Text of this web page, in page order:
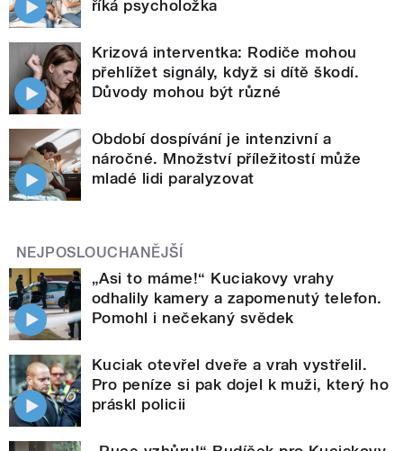
říká psycholožka
Krizová interventka: Rodiče mohou
přehlížet signály, když si dítě škodí.
Důvody mohou být různé
Období dospívání je intenzivní a
náročné. Množství příležitostí může
mladé lidi paralyzovat
NEJPOSLOUCHANĚJŠÍ
„Asi to máme!“ Kuciakovy vrahy
odhalily kamery a zapomenutý telefon.
Pomohl i nečekaný svědek
Kuciak otevřel dveře a vrah vystřelil.
Pro peníze si pak dojel k muži, který ho
práskl policii